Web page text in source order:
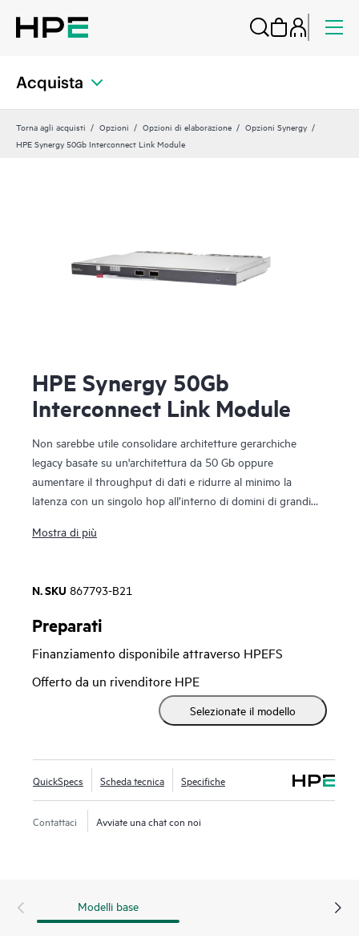
Acquista
Torna agli acquisti Opzioni Opzioni di elaborazione
Opzioni Synergy
HPE Synergy 50Gb Interconnect Link Module
HPE Synergy 50Gb
Interconnect Link Module
Non sarebbe utile consolidare architetture gerarchiche
legacy basate su un'architettura da 50 Gb oppure
aumentare il throughput di dati e ridurre al minimo la
latenza con un singolo hop all’interno di domini di grandi
del frame secondario al frame principale. Basato su un rack-
scale design disaggregato, utilizza un'architettura
principale/secondaria per consolidare le connessioni di rete
del data center, ridurre l'hardware e scalare la larghezza di
banda della rete tra più frame HPE Synergy.
Il modulo principale contiene funzionalità di rete intelligenti
che estendono la connettività ai frame dotati di moduli
top-of-rack con un notevole abbassamento dei costi. La
riduzione dei componenti semplifica la gestione della
struttura su vasta scala, impiegando meno porte al livello di
aggregazione del data center.
Mostra di più
N. SKU 867793-B21
Preparati
Finanziamento disponibile attraverso HPEFS
Offerto da un rivenditore HPE
Selezionate il modello
QuickSpecs Scheda tecnica Specifiche
Contattaci Avviate una chat con noi
Modelli base